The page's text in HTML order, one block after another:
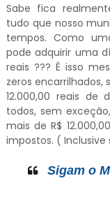
Sabe fica
tudo que nosso
tempos. Como
pode adquirir uma
reais ??? É isso
zeros encarrilhados,
12.000,00 reais de
todos, sem
mais de R$
impostos. ( Inclusive
Sigam o